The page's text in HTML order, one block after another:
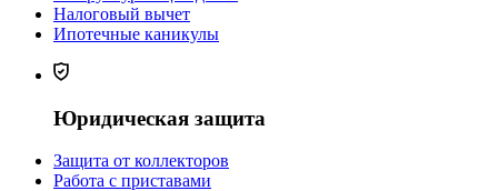
Налоговый вычет
Ипотечные каникулы
Юридическая защита
Защита от коллекторов
Работа с приставами